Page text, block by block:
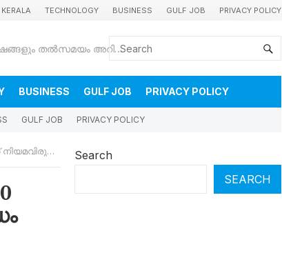
KERALA TECHNOLOGY BUSINESS GULF JOB PRIVACY POLICY
കുവൈറ്റിലെ വാർത്തകളും വിശേഷങ്ങളും തൽസമയം അറിയാൻ
BUSINESS GULF JOB PRIVACY POLICY
GULF JOB PRIVACY POLICY
Search
SEARCH